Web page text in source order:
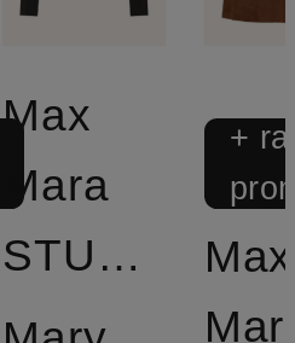
Max
Mara
STUDIO
+
Max